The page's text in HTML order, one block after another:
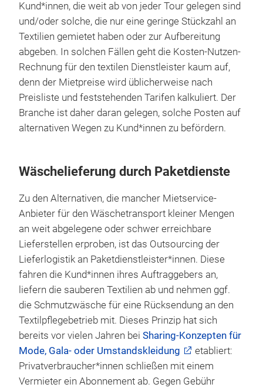
Kund*innen, die weit ab von jeder Tour gelegen sind
und/oder solche, die nur eine geringe Stückzahl an
Textilien gemietet haben oder zur Aufbereitung
abgeben. In solchen Fällen geht die Kosten-Nutzen-
Rechnung für den textilen Dienstleister kaum auf,
denn der Mietpreise wird üblicherweise nach
Preisliste und feststehenden Tarifen kalkuliert. Der
Branche ist daher daran gelegen, solche Posten auf
alternativen Wegen zu Kund*innen zu befördern.
Wäschelieferung durch Paketdienste
Zu den Alternativen, die mancher Mietservice-
Anbieter für den Wäschetransport kleiner Mengen
an weit abgelegene oder schwer erreichbare
Lieferstellen erproben, ist das Outsourcing der
Lieferlogistik an Paketdienstleister*innen. Diese
fahren die Kund*innen ihres Auftraggebers an,
liefern die sauberen Textilien ab und nehmen ggf.
die Schmutzwäsche für eine Rücksendung an den
Textilpflegebetrieb mit. Dieses Prinzip hat sich
bereits vor vielen Jahren bei Sharing-Konzepten für
Mode, Gala- oder Umstandskleidung
etabliert:
Privatverbraucher*innen schließen mit einem
Vermieter ein Abonnement ab. Gegen Gebühr